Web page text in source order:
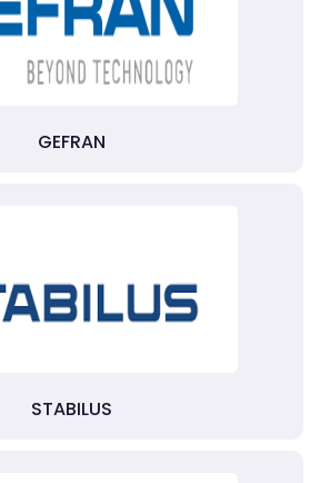
GEFRAN
STABILUS